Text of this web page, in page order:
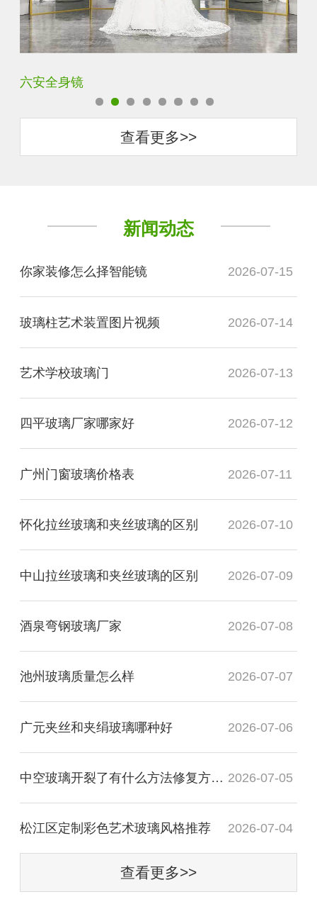
六安全身镜
查看更多>>
新闻动态
你家装修怎么择智能镜 2026-07-15
玻璃柱艺术装置图片视频 2026-07-14
艺术学校玻璃门 2026-07-13
四平玻璃厂家哪家好 2026-07-12
广州门窗玻璃价格表 2026-07-11
怀化拉丝玻璃和夹丝玻璃的区别 2026-07-10
中山拉丝玻璃和夹丝玻璃的区别 2026-07-09
酒泉弯钢玻璃厂家 2026-07-08
池州玻璃质量怎么样 2026-07-07
广元夹丝和夹绢玻璃哪种好 2026-07-06
中空玻璃开裂了有什么方法修复方法？ 2026-07-05
松江区定制彩色艺术玻璃风格推荐 2026-07-04
查看更多>>